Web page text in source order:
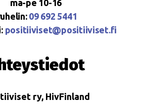
ma-pe 10-16
09 692 5441
positiiviset@positiiviset.fi
ry, HivFinland